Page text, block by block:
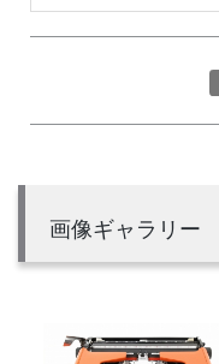
画像ギャラリー